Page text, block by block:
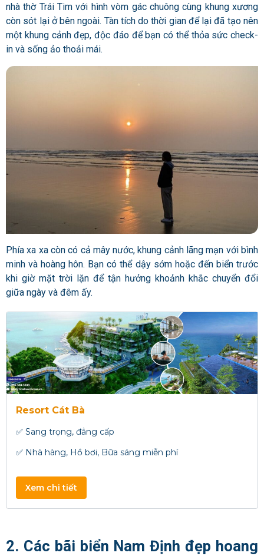
nhà thờ Trái Tim với hình vòm gác chuông cùng khung xương
còn sót lại ở bên ngoài. Tàn tích do thời gian để lại đã tạo nên
một khung cảnh đẹp, độc đáo để bạn có thể thỏa sức check-
in và sống ảo thoải mái.
Phía xa xa còn có cả mây nước, khung cảnh lãng mạn với bình
minh và hoàng hôn. Bạn có thể dậy sớm hoặc đến biển trước
khi giờ mặt trời lặn để tận hưởng khoảnh khắc chuyển đổi
giữa ngày và đêm ấy.
Resort Cát Bà
✅ Sang trọng, đẳng cấp
✅ Nhà hàng, Hồ bơi, Bữa sáng miễn phí
Xem chi tiết
2. Các bãi biển Nam Định đẹp hoang